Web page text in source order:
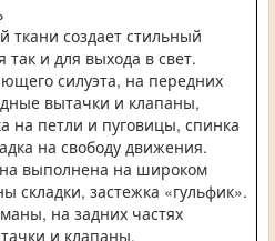
ткани создает стильный
так и для выхода в свет.
силуэта, на передних
вытачки и клапаны,
на петли и пуговицы, спинка
на свободу движения.
выполнена на широком
складки, застежка «гульфик».
на задних частях
и клапаны.